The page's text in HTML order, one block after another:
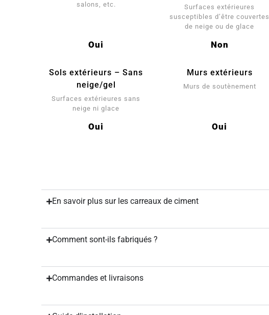
salons, etc.
Oui
Surfaces extérieures
susceptibles d’être couvertes
de neige ou de glace
Non
Sols extérieurs – Sans
neige/gel
Surfaces extérieures sans
neige ni glace
Oui
Murs extérieurs
Murs de soutènement
Oui
En savoir plus sur les carreaux de ciment
Comment sont-ils fabriqués ?
Commandes et livraisons